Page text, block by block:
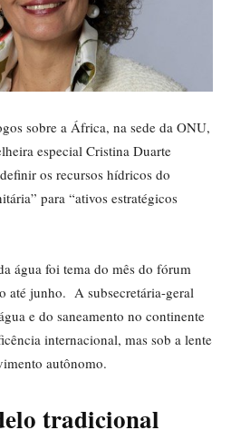
sobre a África, na sede da ONU,
especial Cristina Duarte
os recursos hídricos do
para “ativos estratégicos
água foi tema do mês do fórum
até junho. A subsecretária-geral
e do saneamento no continente
internacional, mas sob a lente
autônomo.
tradicional